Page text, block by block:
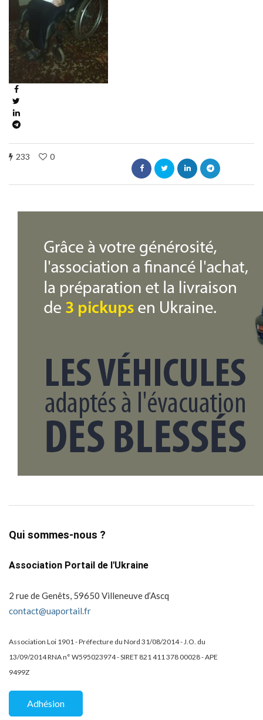
233 0
Qui sommes-nous ?
Association Portail de l'Ukraine
2 rue de Genêts, 59650 Villeneuve d’Ascq
contact@uaportail.fr
Association Loi 1901 - Préfecture du Nord 31/08/2014 - J.O. du
13/09/2014 RNA n° W595023974 - SIRET 821 411 378 00028 - APE
9499Z
Adhésion